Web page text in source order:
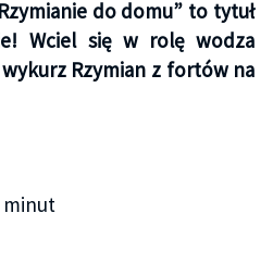
do domu” to tytuł
Wciel się w rolę wodza
Rzymian z fortów na
minut